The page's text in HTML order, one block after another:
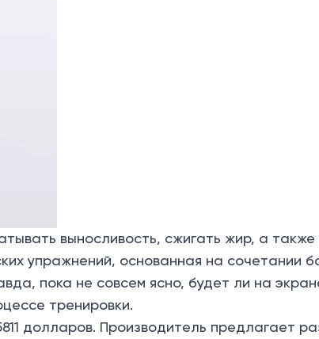
выносливость, сжигать жир, а также
упражнений, основанная на сочетании
пока не совсем ясно, будет ли на
тренировки.
долларов. Производитель предлагает